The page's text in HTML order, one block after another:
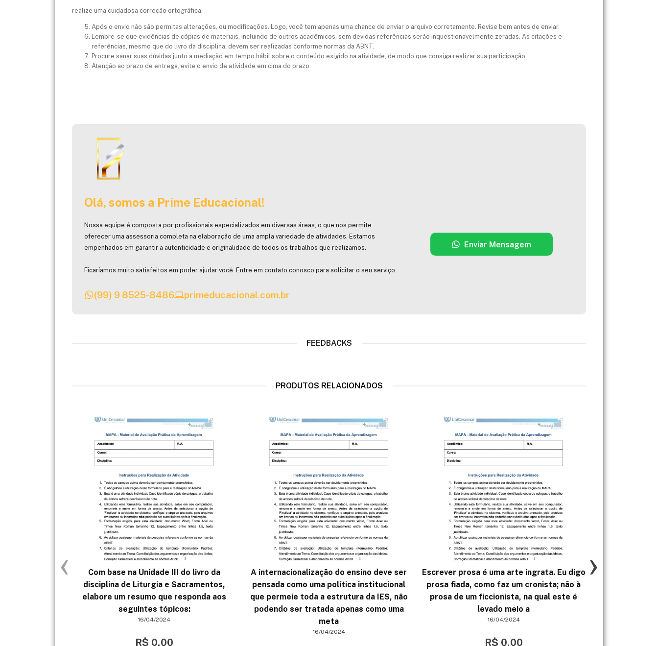
realize uma cuidadosa correção ortográfica.
Após o envio não são permitas alterações, ou modificações. Logo, você tem apenas uma chance de enviar o arquivo corretamente. Revise bem antes de enviar.
Lembre-se que evidências de cópias de materiais, incluindo de outros acadêmicos, sem devidas referências serão inquestionavelmente zeradas. As citações e
referências, mesmo que do livro da disciplina, devem ser realizadas conforme normas da ABNT.
Procure sanar suas dúvidas junto a mediação em tempo hábil sobre o conteúdo exigido na atividade, de modo que consiga realizar sua participação.
Atenção ao prazo de entrega, evite o envio de atividade em cima do prazo.
Olá, somos a Prime Educacional!
Nossa equipe é composta por profissionais especializados em diversas áreas, o que nos permite
oferecer uma assessoria completa na elaboração de uma ampla variedade de atividades. Estamos
empenhados em garantir a autenticidade e originalidade de todos os trabalhos que realizamos.
Ficaríamos muito satisfeitos em poder ajudar você. Entre em contato conosco para solicitar o seu serviço.
(99) 9 8525-8486 primeducacional.com.br
Enviar Mensagem
FEEDBACKS
PRODUTOS RELACIONADOS
Com base na Unidade III do livro da
disciplina de Liturgia e Sacramentos,
elabore um resumo que responda aos
seguintes tópicos:
16/04/2024
R$ 0,00
A internacionalização do ensino deve ser
pensada como uma política institucional
que permeie toda a estrutura da IES, não
podendo ser tratada apenas como uma
meta
16/04/2024
Escrever prosa é uma arte ingrata. Eu digo
prosa fiada, como faz um cronista; não à
prosa de um ficcionista, na qual este é
levado meio a
16/04/2024
R$ 0,00
‹ ›